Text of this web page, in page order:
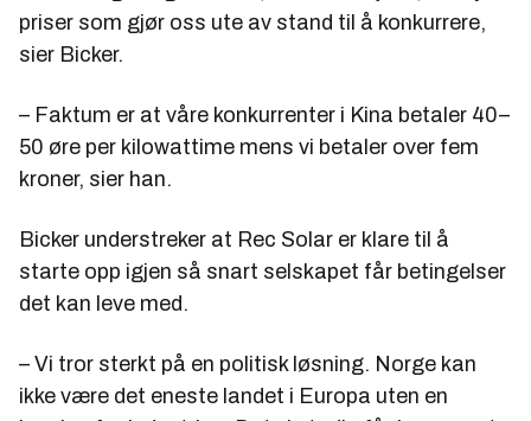
priser som gjør oss ute av stand til å konkurrere,
sier Bicker.
– Faktum er at våre konkurrenter i Kina betaler 40–
50 øre per kilowattime mens vi betaler over fem
kroner, sier han.
Bicker understreker at Rec Solar er klare til å
starte opp igjen så snart selskapet får betingelser
det kan leve med.
– Vi tror sterkt på en politisk løsning. Norge kan
ikke være det eneste landet i Europa uten en